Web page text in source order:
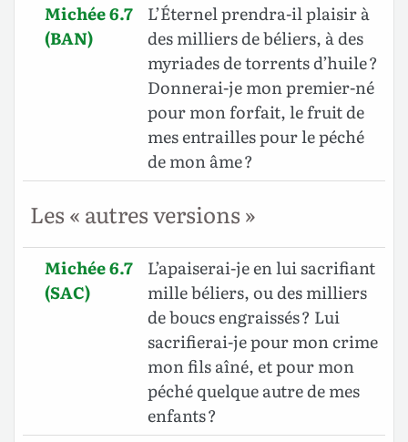
Michée 6.7
(BAN)
L’Éternel prendra-il plaisir à
des milliers de béliers, à des
myriades de torrents d’huile ?
Donnerai-je mon premier-né
pour mon forfait, le fruit de
mes entrailles pour le péché
de mon âme ?
Les « autres versions »
Michée 6.7
(SAC)
L’apaiserai-je en lui sacrifiant
mille béliers, ou des milliers
de boucs engraissés ? Lui
sacrifierai-je pour mon crime
mon fils aîné, et pour mon
péché quelque autre de mes
enfants ?